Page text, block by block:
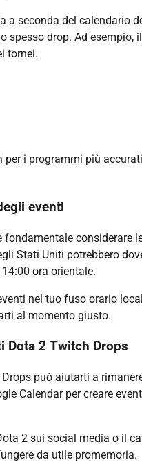
a seconda del calendario
spesso drop. Ad
tornei.
per i programmi più
eventi
considerare
Stati Uniti potrebbero
ora orientale.
nel tuo fuso orario
al momento giusto.
Dota 2 Twitch Drops
può aiutarti a
Calendar per creare
2 sui social media o il
da utile promemoria.